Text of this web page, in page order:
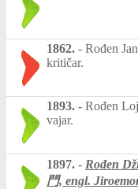
1862. - Rođen
kritičar.
1893. - Rođen
vajar.
1897. - Rođen
門, engl.